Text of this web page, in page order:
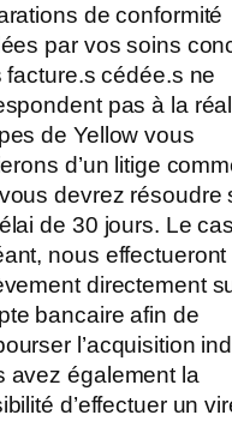
de conformité
par vos soins
facture.s cédée.s ne
pas à la
de Yellow vous
d’un litige
devrez résoudre
de 30 jours. Le cas
nous effectueront
directement
bancaire afin de
l’acquisition
avez également la
d’effectuer un